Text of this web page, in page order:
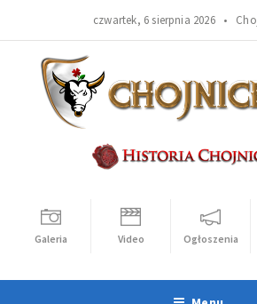
czwartek, 6 sierpnia 2026 •
Galeria Video Ogłoszenia